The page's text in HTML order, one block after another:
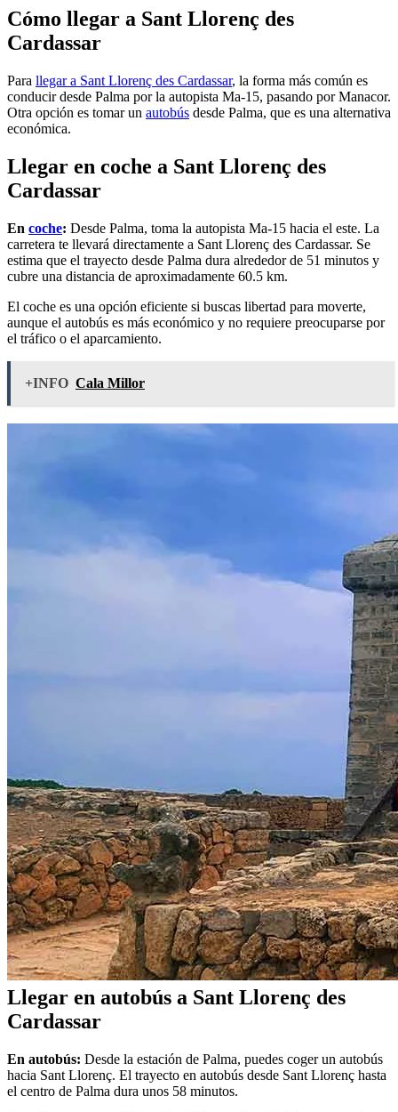
Cómo llegar a Sant Llorenç des
Cardassar
Para llegar a Sant Llorenç des Cardassar, la forma más común es
conducir desde Palma por la autopista Ma-15, pasando por Manacor.
Otra opción es tomar un autobús desde Palma, que es una alternativa
económica.
Llegar en coche a Sant Llorenç des
Cardassar
En coche: Desde Palma, toma la autopista Ma-15 hacia el este. La
carretera te llevará directamente a Sant Llorenç des Cardassar. Se
estima que el trayecto desde Palma dura alrededor de 51 minutos y
cubre una distancia de aproximadamente 60.5 km.
El coche es una opción eficiente si buscas libertad para moverte,
aunque el autobús es más económico y no requiere preocuparse por
el tráfico o el aparcamiento.
+INFO Cala Millor
Llegar en autobús a Sant Llorenç des
Cardassar
En autobús: Desde la estación de Palma, puedes coger un autobús
hacia Sant Llorenç. El trayecto en autobús desde Sant Llorenç hasta
el centro de Palma dura unos 58 minutos.